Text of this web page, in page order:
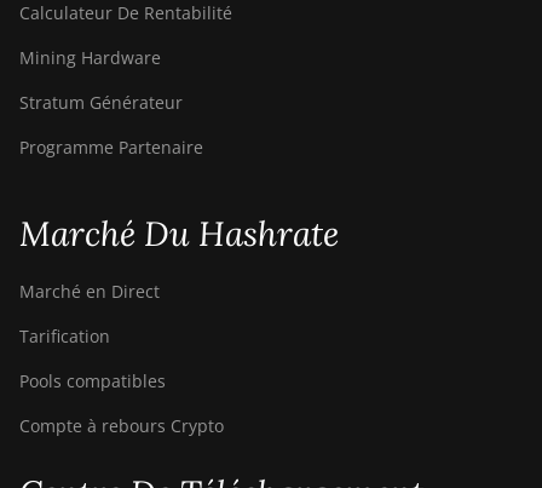
Calculateur De Rentabilité
Mining Hardware
Stratum Générateur
Programme Partenaire
Marché Du Hashrate
Marché en Direct
Tarification
Pools compatibles
Compte à rebours Crypto